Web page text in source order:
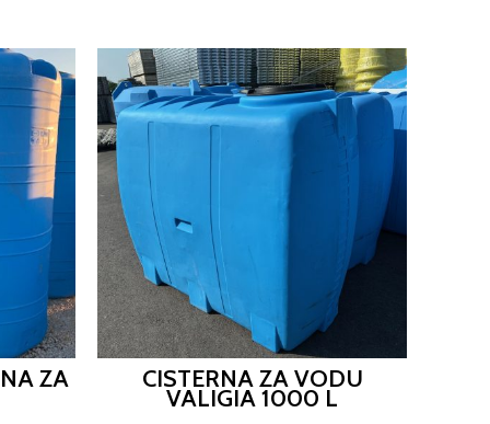
ZA CISTERNA ZA VODU
VALIGIA 1000 L